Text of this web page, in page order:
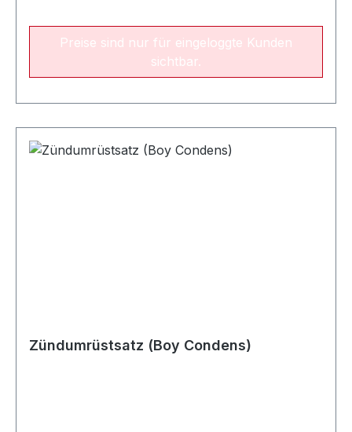
Preise sind nur für eingeloggte Kunden
sichtbar.
Zündumrüstsatz (Boy Condens)